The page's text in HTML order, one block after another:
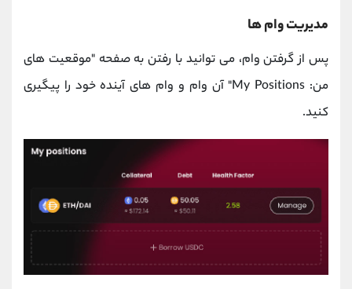
مدیریت وام ها
پس از گرفتن وام، می توانید با رفتن به صفحه "موقعیت های
من: My Positions" آن وام و وام های آینده خود را پیگیری
کنید.